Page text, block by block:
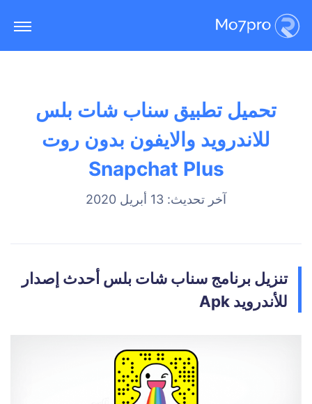
تحميل تطبيق سناب شات بلس
للاندرويد والايفون بدون روت
Snapchat Plus
آخر تحديث: 13 أبريل 2020
تنزيل برنامج سناب شات بلس أحدث إصدار
للأندرويد Apk